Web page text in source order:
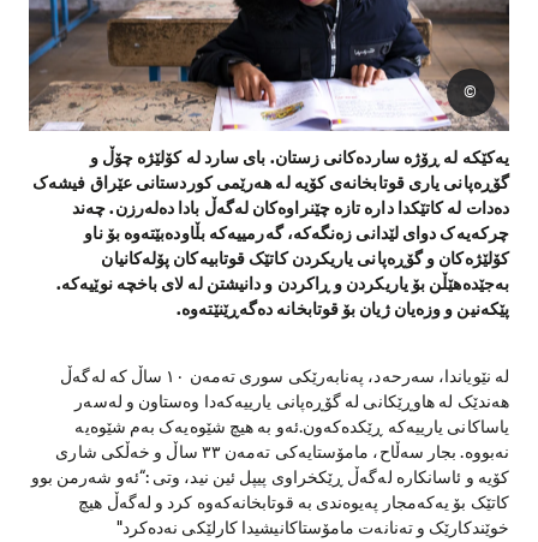
یەکێکە لە ڕۆژە ساردەکانی زستان. بای سارد لە کۆلێژە چۆڵ و
گۆڕەپانی یاری قوتابخانەی کۆیە لە هەرێمی کوردستانی عێراق فیشەک
دەدات لە کاتێکدا دارە تازە چێنراوەکان لەگەڵ بادا دەلەرزن. چەند
چرکەیەک دوای لێدانی زەنگەکە، گەرمییەکە بڵاودەبێتەوە بۆ ناو
کۆلێژەکان و گۆڕەپانی یاریکردن کاتێک قوتابیەکان پۆلەکانیان
بەجێدەهێڵن بۆ یاریکردن و ڕاکردن و دانیشتن لە لای باخچە نوێیەکە.
پێکەنین و وزەیان ژیان بۆ قوتابخانە دەگەڕێنێتەوە.
©
لە نێویاندا، سەرحەد، پەنابەرێکی سوری تەمەن ١٠ ساڵ کە لەگەڵ
هەندێک لە هاوڕێکانی لە گۆڕەپانی یارییەکەدا وەستاون و لەسەر
یاساکانی یارییەکە ڕێکدەکەون.ئەو بە هیچ شێوەیەک بەم شێوەیە
نەبووە. بجار سەڵاح، مامۆستایەکی تەمەن ٣٣ ساڵ و خەڵکی شاری
کۆیە و ئاسانکارە لەگەڵ ڕێکخراوی پیپل ئین نید، وتی :“ئەو شەرمن بوو
کاتێک بۆ یەکەمجار پەیوەندی بە قوتابخانەکەوە کرد و لەگەڵ هیچ
خوێندکارێک و تەنانەت مامۆستاکانیشیدا کارلێکی نەدەکرد"